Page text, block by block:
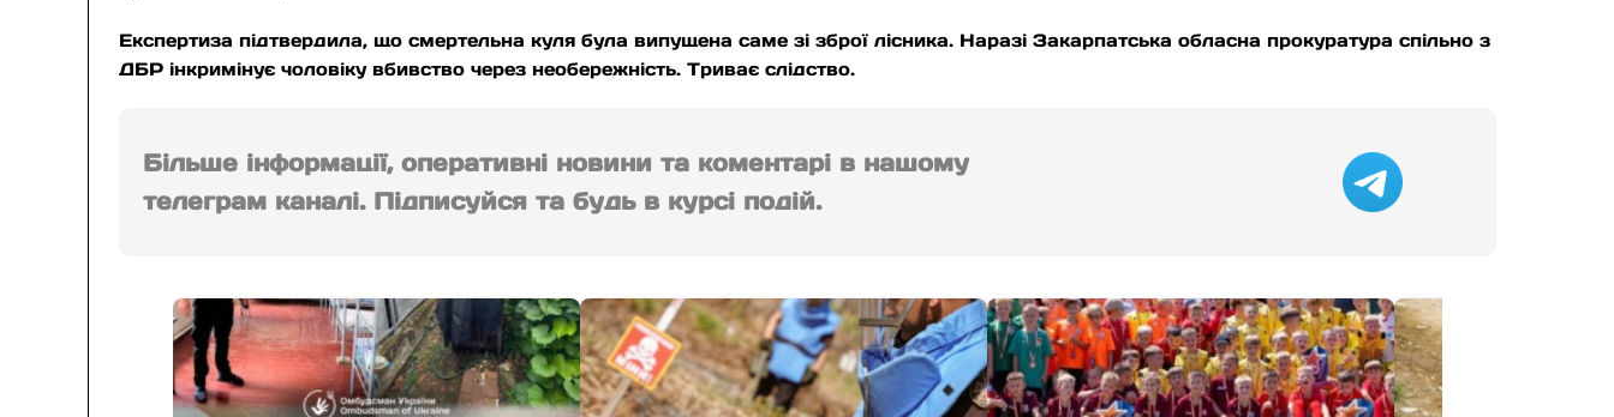
Експертиза підтвердила, що смертельна куля була випущена саме зі зброї лісника. Наразі Закарпатська обласна прокуратура спільно з
ДБР інкримінує чоловіку вбивство через необережність. Триває слідство.
Більше інформації, оперативні новини та коментарі в нашому
телеграм каналі. Підписуйся та будь в курсі подій.